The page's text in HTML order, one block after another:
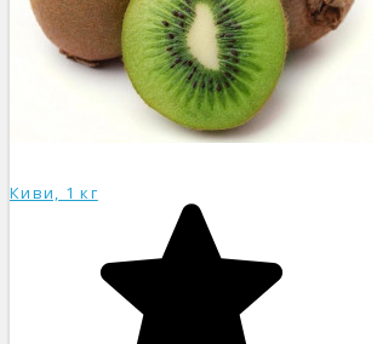
Киви, 1 кг